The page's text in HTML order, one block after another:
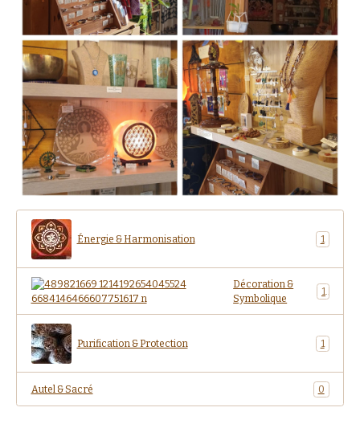
Énergie & Harmonisation 1
Décoration &
Symbolique
Purification & Protection 1
Autel & Sacré 0